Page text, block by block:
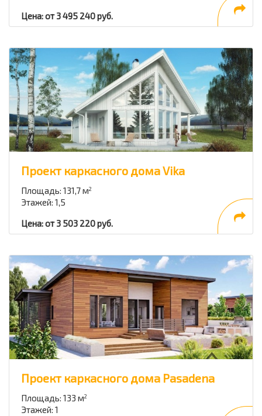
Цена: от 3 495 240 руб.
Проект каркасного дома Vika
Площадь: 131,7 м2
Этажей: 1,5
Цена: от 3 503 220 руб.
Проект каркасного дома Pasadena
Площадь: 133 м2
Этажей: 1